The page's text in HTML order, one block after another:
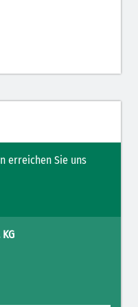
erreichen Sie uns